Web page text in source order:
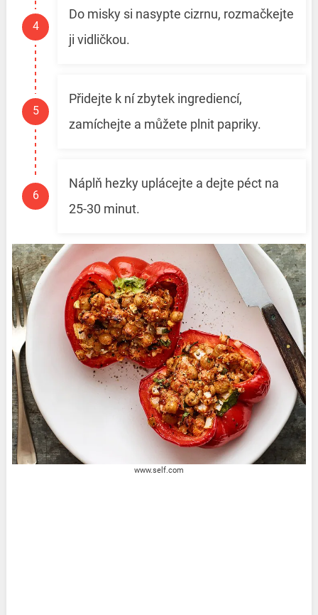
Do misky si nasypte cizrnu, rozmačkejte
ji vidličkou.
Přidejte k ní zbytek ingrediencí,
zamíchejte a můžete plnit papriky.
Náplň hezky uplácejte a dejte péct na
25-30 minut.
www.self.com